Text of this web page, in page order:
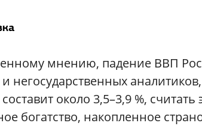
мнению, падение ВВП
негосударственных
около 3,5–3,9 %,
богатство, накопленное